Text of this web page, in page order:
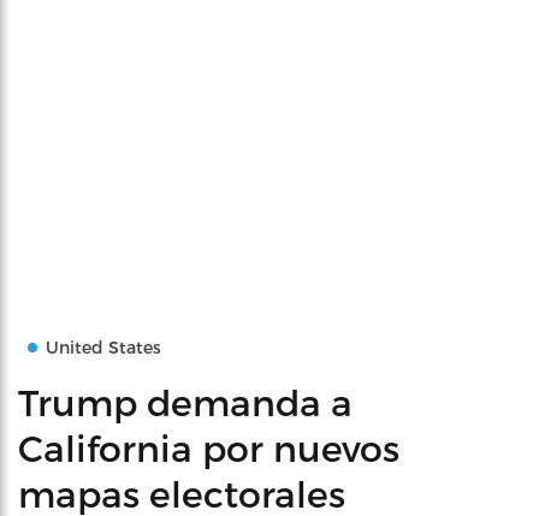
United States
Trump demanda a
California por nuevos
mapas electorales